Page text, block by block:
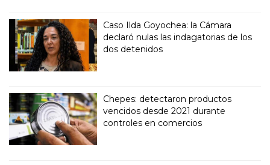
Caso Ilda Goyochea: la Cámara
declaró nulas las indagatorias de los
dos detenidos
Chepes: detectaron productos
vencidos desde 2021 durante
controles en comercios